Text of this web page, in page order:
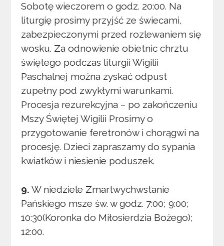
Sobotę wieczorem o godz. 20:00. Na
liturgię prosimy przyjść ze świecami,
zabezpieczonymi przed rozlewaniem się
wosku. Za odnowienie obietnic chrztu
świętego podczas liturgii Wigilii
Paschalnej można zyskać odpust
zupełny pod zwykłymi warunkami.
Procesja rezurekcyjna – po zakończeniu
Mszy Świętej Wigilii Prosimy o
przygotowanie feretronów i chorągwi na
procesję. Dzieci zapraszamy do sypania
kwiatków i niesienie poduszek.
9. W niedziele Zmartwychwstanie
Pańskiego msze św. w godz. 7:00; 9:00;
10:30(Koronka do Miłosierdzia Bożego);
12:00.